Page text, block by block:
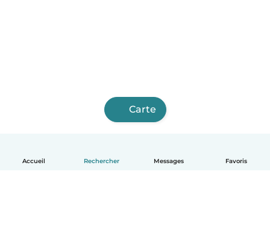
Accueil Rechercher Messages Favoris
Carte